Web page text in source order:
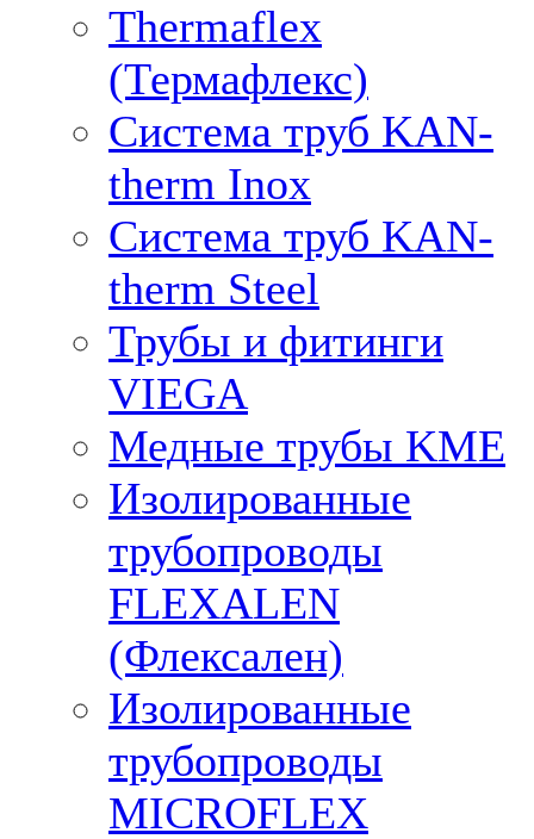
Thermaflex
(Термафлекс)
Система труб KAN-
therm Inox
Система труб KAN-
therm Steel
Трубы и фитинги
VIEGA
Медные трубы KME
Изолированные
трубопроводы
FLEXALEN
(Флексален)
Изолированные
трубопроводы
MICROFLEX